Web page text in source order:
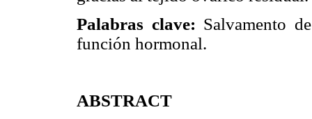
Palabras clave: Salvamento
función hormonal.
ABSTRACT